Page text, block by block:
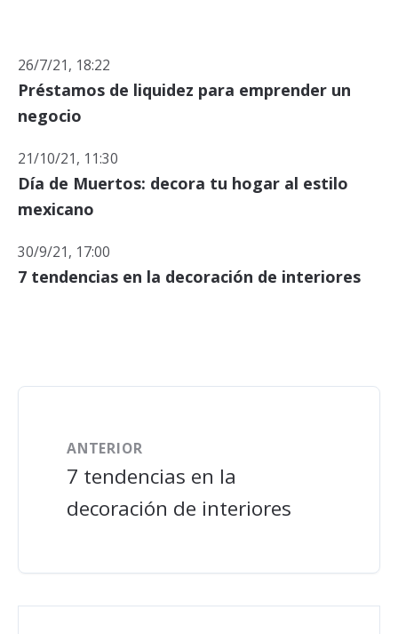
26/7/21, 18:22
Préstamos de liquidez para emprender un
negocio
21/10/21, 11:30
Día de Muertos: decora tu hogar al estilo
mexicano
30/9/21, 17:00
7 tendencias en la decoración de interiores
ANTERIOR
7 tendencias en la
decoración de interiores